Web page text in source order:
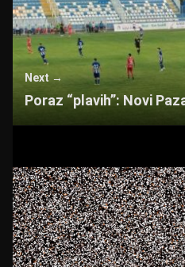
A
p
p
b
o
o
k
Next →
Poraz “plavih”: Novi